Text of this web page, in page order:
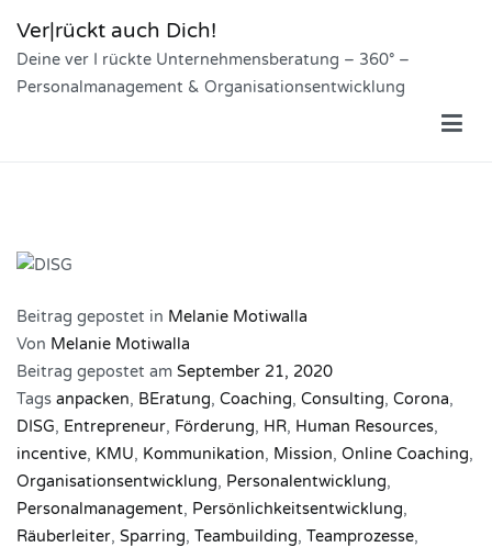
Inhalt
springen
Ver|rückt auch Dich!
Deine ver I rückte Unternehmensberatung – 360° –
Personalmanagement & Organisationsentwicklung
Beitrag gepostet in Melanie Motiwalla
Von Melanie Motiwalla
Beitrag gepostet am September 21, 2020
Tags anpacken, BEratung, Coaching, Consulting, Corona,
DISG, Entrepreneur, Förderung, HR, Human Resources,
incentive, KMU, Kommunikation, Mission, Online Coaching,
Organisationsentwicklung, Personalentwicklung,
Personalmanagement, Persönlichkeitsentwicklung,
Räuberleiter, Sparring, Teambuilding, Teamprozesse,